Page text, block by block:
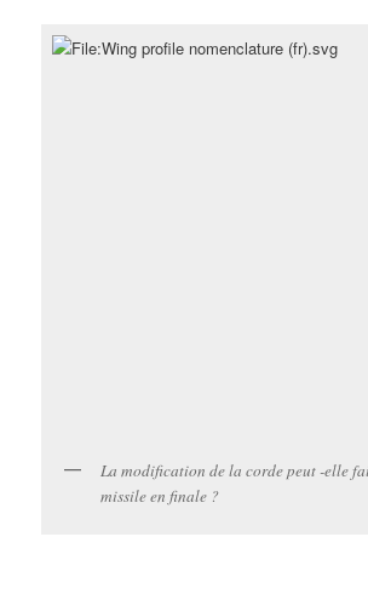
La modification de la corde peut -elle
missile en finale ?